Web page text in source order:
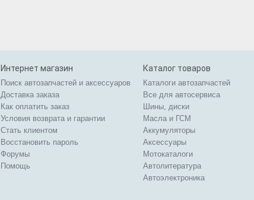
Интернет магазин
Поиск автозапчастей и аксессуаров
Доставка заказа
Как оплатить заказ
Условия возврата и гарантии
Стать клиентом
Восстановить пароль
Форумы
Помощь
Каталог товаров
Каталоги автозапчастей
Все для автосервиса
Шины, диски
Масла и ГСМ
Аккумуляторы
Аксессуары
Мотокаталоги
Автолитература
Автоэлектроника